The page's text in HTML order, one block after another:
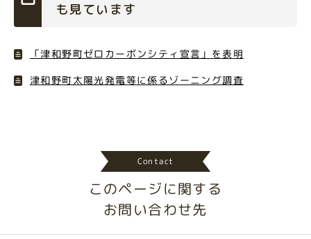
も見ています
「津和野町ゼロカーボンシティ宣言」を表明
津和野町太陽光発電等に係るゾーニング調査
Contact
このページに関する
お問い合わせ先